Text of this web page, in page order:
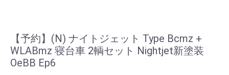
【予約】(N) ナイトジェット Type Bcmz +
WLABmz 寝台車 2輌セット Nightjet新塗装
OeBB Ep6